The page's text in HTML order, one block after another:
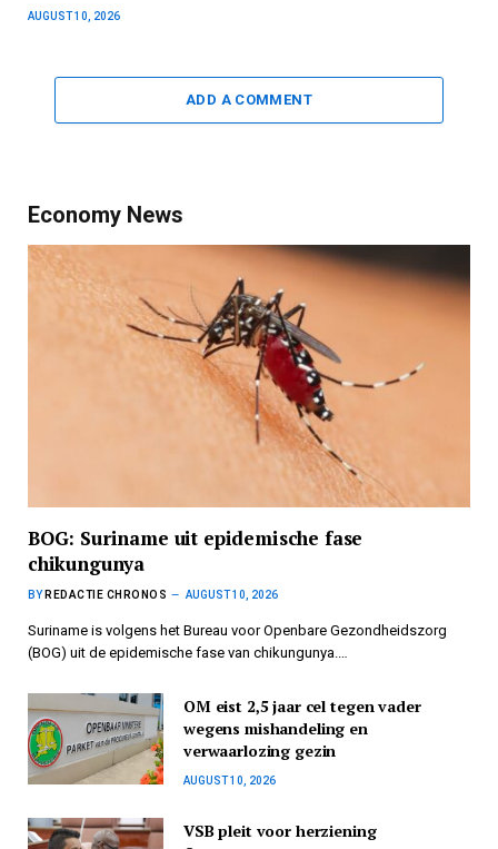
AUGUST 10, 2026
ADD A COMMENT
Economy News
BOG: Suriname uit epidemische fase
chikungunya
BY REDACTIE CHRONOS AUGUST 10, 2026
Suriname is volgens het Bureau voor Openbare Gezondheidszorg
(BOG) uit de epidemische fase van chikungunya.…
OM eist 2,5 jaar cel tegen vader
wegens mishandeling en
verwaarlozing gezin
AUGUST 10, 2026
VSB pleit voor herziening